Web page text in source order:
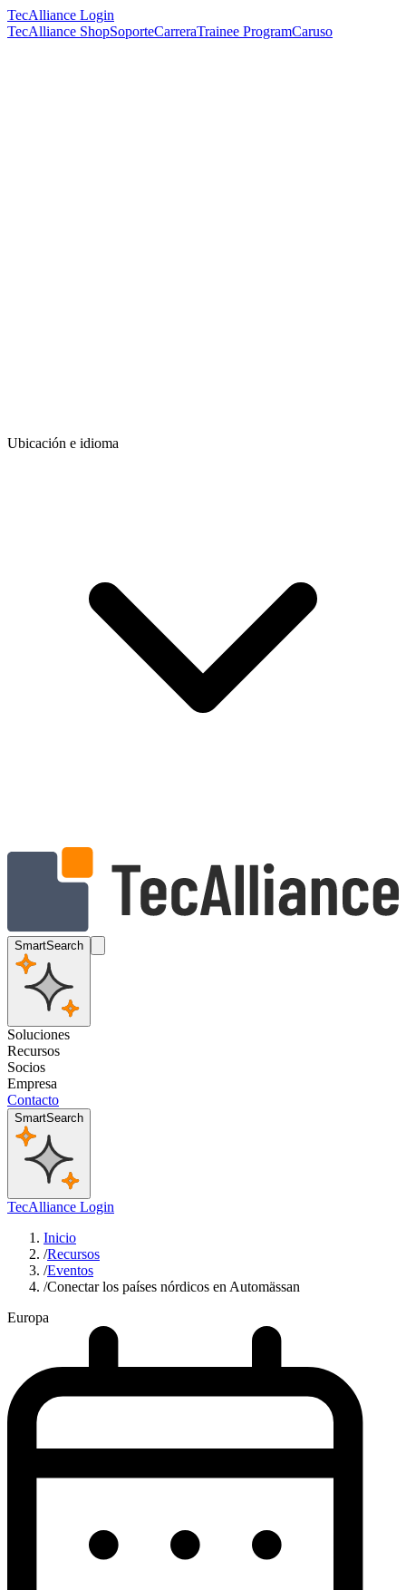
TecAlliance Login
TecAlliance ShopSoporteCarreraTrainee ProgramCaruso
Ubicación e idioma
SmartSearch
Soluciones
Recursos
Socios
Empresa
Contacto
SmartSearch
TecAlliance Login
Inicio
/Recursos
/Eventos
/Conectar los países nórdicos en Automässan
Europa